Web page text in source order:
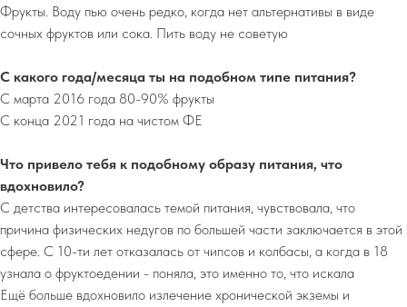
Фрукты. Воду пью очень редко, когда нет альтернативы в виде
сочных фруктов или сока. Пить воду не советую
С какого года/месяца ты на подобном типе питания?
С марта 2016 года 80-90% фрукты
С конца 2021 года на чистом ФЕ
Что привело тебя к подобному образу питания, что
вдохновило?
С детства интересовалась темой питания, чувствовала, что
причина физических недугов по большей части заключается в этой
сфере. С 10-ти лет отказалась от чипсов и колбасы, а когда в 18
узнала о фруктоедении - поняла, это именно то, что искала
Ещё больше вдохновило излечение хронической экземы и